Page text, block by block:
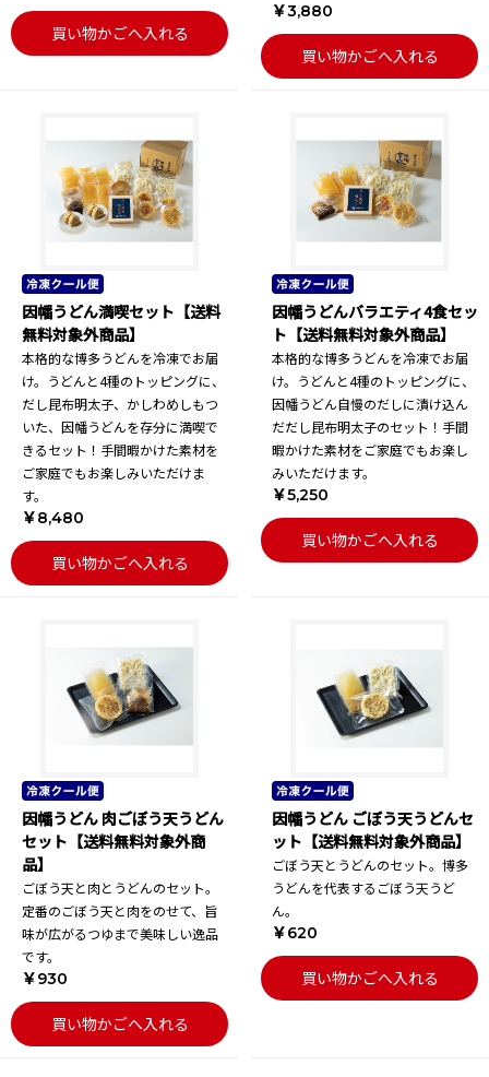
買い物かごへ入れる
￥3,880
買い物かごへ入れる
因幡うどん満喫セット【送料
無料対象外商品】
本格的な博多うどんを冷凍でお届
け。うどんと4種のトッピングに、
だし昆布明太子、かしわめしもつ
いた、因幡うどんを存分に満喫で
きるセット！手間暇かけた素材を
ご家庭でもお楽しみいただけま
す。
￥8,480
買い物かごへ入れる
因幡うどんバラエティ4食セッ
ト【送料無料対象外商品】
本格的な博多うどんを冷凍でお届
け。うどんと4種のトッピングに、
因幡うどん自慢のだしに漬け込ん
だだし昆布明太子のセット！手間
暇かけた素材をご家庭でもお楽し
みいただけます。
￥5,250
買い物かごへ入れる
因幡うどん 肉ごぼう天うどん
セット【送料無料対象外商
品】
ごぼう天と肉とうどんのセット。
定番のごぼう天と肉をのせて、旨
味が広がるつゆまで美味しい逸品
です。
￥930
買い物かごへ入れる
因幡うどん ごぼう天うどんセ
ット【送料無料対象外商品】
ごぼう天とうどんのセット。博多
うどんを代表するごぼう天うど
ん。
￥620
買い物かごへ入れる